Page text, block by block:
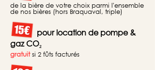
de la bière de votre choix parmi l'ensemble
de nos bières (hors Braquaval, triple)
15€
pour location de pompe &
gaz CO₂
gratuitsi 2 fûts facturés